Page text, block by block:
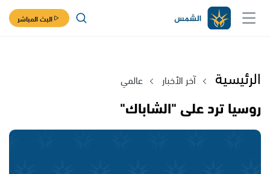
البث المباشر
الرئيسية آخر الأخبار عالمي
روسيا ترد على "الشاباك"